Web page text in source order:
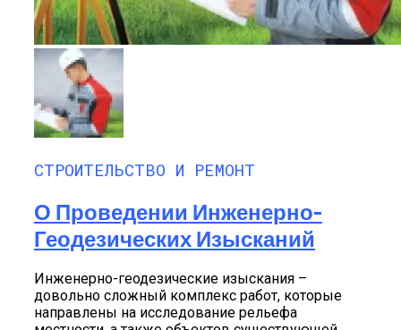
СТРОИТЕЛЬСТВО И РЕМОНТ
О Проведении Инженерно-
Геодезических Изысканий
Инженерно-геодезические изыскания –
довольно сложный комплекс работ, которые
направлены на исследование рельефа